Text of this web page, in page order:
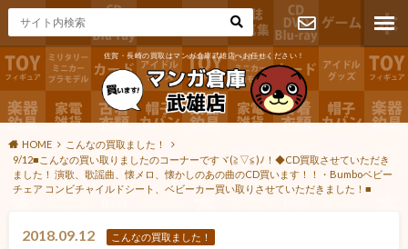
佐賀・長崎の買取はマンガ倉庫武雄店へお任せください！
お問い合わ
せ
HOME
こんなの買取ました！
9/12■こんなの買い取りましたのコーナーですヾ(≧▽≦)ﾉ！◆CD買取させていただき
ました！ 演歌、歌謡曲、懐メロ、懐かしのあの曲のCD買います！！・Bumboベビー
チェア コンビチャイルドシート、ベビーカー買い取りさせていただきました！■
2018.09.12 こんなの買取ました！